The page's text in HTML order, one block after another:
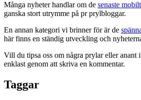
Många nyheter handlar om de senaste
ganska stort utrymme på pr prylbloggar.
En annan kategori vi brinner för är de
här finns en ständig utveckling och
Vill du tipsa oss om några prylar eller anant
enklast genom att skriva en kommentar.
Taggar